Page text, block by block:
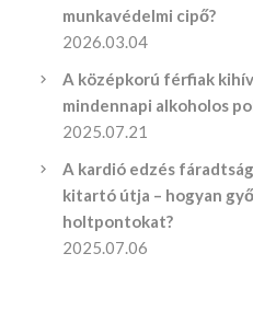
munkavédelmi cipő?
2026.03.04
A középkorú férfiak
mindennapi alkoholos
2025.07.21
A kardió edzés
kitartó útja – hogyan
holtpontokat?
2025.07.06